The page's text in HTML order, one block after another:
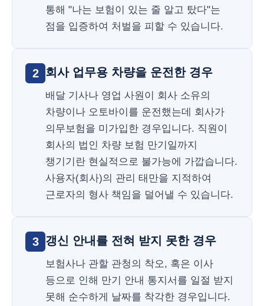
통해 "나는 보험이 있는 줄 알고 탔다"는
점을 입증하여 처벌을 피할 수 있습니다.
2 회사 업무용 차량을 운전한 경우
배달 기사나 영업 사원이 회사 소유의
차량이나 오토바이를 운전했는데 회사가
의무보험을 미가입한 경우입니다. 직원이
회사의 법인 차량 보험 만기일까지
챙기기란 현실적으로 불가능에 가깝습니다.
사용자(회사)의 관리 태만을 지적하여
근로자의 형사 책임을 덜어낼 수 있습니다.
3 갱신 안내를 전혀 받지 못한 경우
보험사나 관할 관청의 착오, 혹은 이사
등으로 인해 만기 안내 통지서를 일절 받지
못해 순수하게 날짜를 착각한 경우입니다.